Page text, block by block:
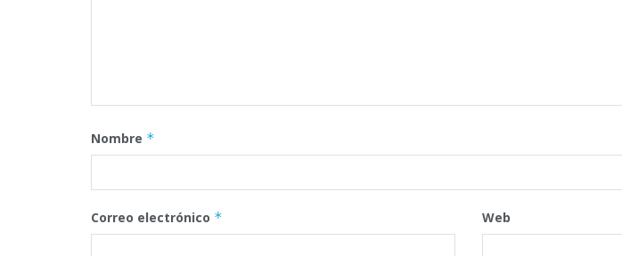
Nombre *
Correo electrónico * Web